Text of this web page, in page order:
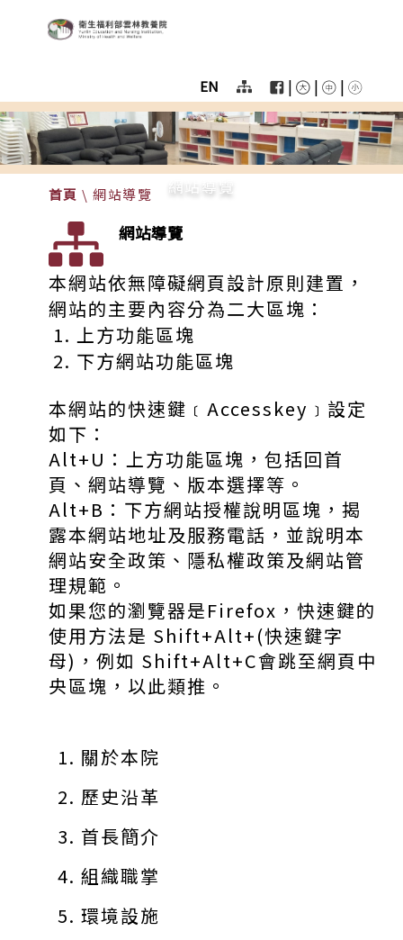
跳至主要區塊
衛生福利部雲林教養院
menu
EN | |
|
Homepage
menu
color
網站導覽
首頁 \ 網站導覽
網站導覽
本網站依無障礙網頁設計原則建置，
網站的主要內容分為二大區塊：
上方功能區塊
下方網站功能區塊
本網站的快速鍵﹝Accesskey﹞設定
如下：
Alt+U：上方功能區塊，包括回首
頁、網站導覽、版本選擇等。
Alt+B：下方網站授權說明區塊，揭
露本網站地址及服務電話，並說明本
網站安全政策、隱私權政策及網站管
理規範。
如果您的瀏覽器是Firefox，快速鍵的
使用方法是 Shift+Alt+(快速鍵字
母)，例如 Shift+Alt+C會跳至網頁中
央區塊，以此類推。
關於本院
歷史沿革
首長簡介
組織職掌
環境設施